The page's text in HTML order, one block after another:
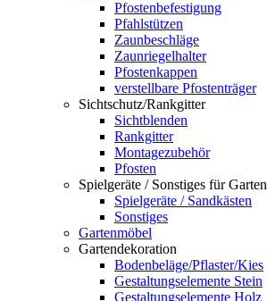
Pfostenbefestigung
Pfahlstützen
Zaunbeschläge
Zaunriegelhalter
Pfostenkappen
verstellbare Pfostenträger
Sichtschutz/Rankgitter
Sichtblenden
Rankgitter
Montagezubehör
Pfosten
Spielgeräte / Sonstiges für Garten
Spielgeräte / Sandkästen
Sonstiges
Gartenmöbel
Gartendekoration
Bodenbeläge/Pflaster/Kies
Gestaltungselemente Stein
Gestaltungselemente Holz